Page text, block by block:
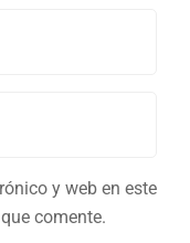
y web en este
comente.